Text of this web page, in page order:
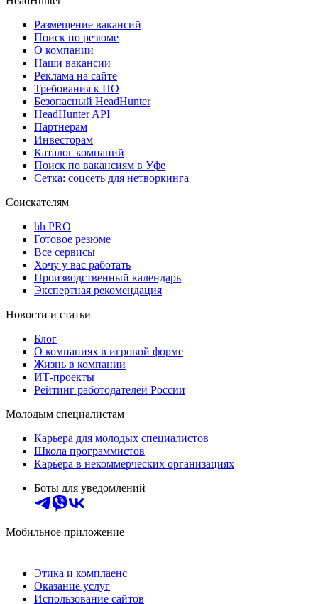
Размещение вакансий
Поиск по резюме
О компании
Наши вакансии
Реклама на сайте
Требования к ПО
Безопасный HeadHunter
HeadHunter API
Партнерам
Инвесторам
Каталог компаний
Поиск по вакансиям в Уфе
Сетка: соцсеть для нетворкинга
Соискателям
hh PRO
Готовое резюме
Все сервисы
Хочу у вас работать
Производственный календарь
Экспертная рекомендация
Новости и статьи
Блог
О компаниях в игровой форме
Жизнь в компании
ИТ-проекты
Рейтинг работодателей России
Молодым специалистам
Карьера для молодых специалистов
Школа программистов
Карьера в некоммерческих организациях
Боты для уведомлений
Мобильное приложение
Этика и комплаенс
Оказание услуг
Использование сайтов